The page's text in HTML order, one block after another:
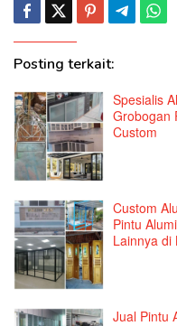
Posting terkait:
Spesialis
Grobogan
Custom
Custom
Pintu
Lainnya di
Jual Pintu